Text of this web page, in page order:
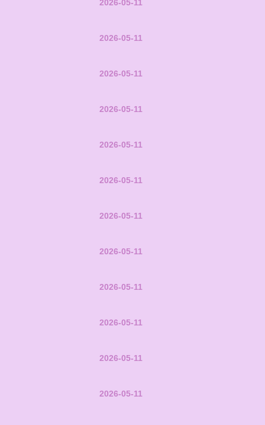
2026-05-11
2026-05-11
2026-05-11
2026-05-11
2026-05-11
2026-05-11
2026-05-11
2026-05-11
2026-05-11
2026-05-11
2026-05-11
2026-05-11